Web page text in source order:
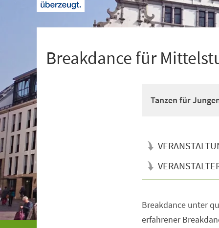
Breakdance für
Tanzen für
Breakdance unter
erfahrener